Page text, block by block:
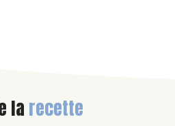
larecette